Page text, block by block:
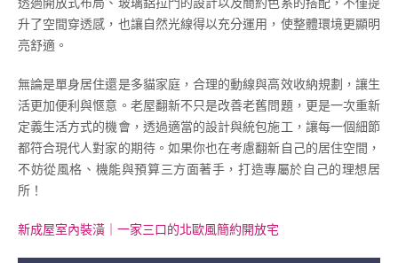
升了空間穿透感，也讓自然光線得以充分運用，使整體環境更顯明
亮舒適。
無論是單身居住還是多貓家庭，合理的動線與高效收納規劃，讓生
活更加便利與愜意。老屋翻新不只是改善老舊問題，更是一次重新
定義生活方式的機會，透過適當的設計與統包施工，讓每一個細節
都符合現代人對家的期待。如果你也在考慮翻新自己的居住空間，
不妨從風格、機能與預算三方面著手，打造專屬於自己的理想居
所！
新成屋室內裝潢｜一家三口的北歐風簡約開放宅